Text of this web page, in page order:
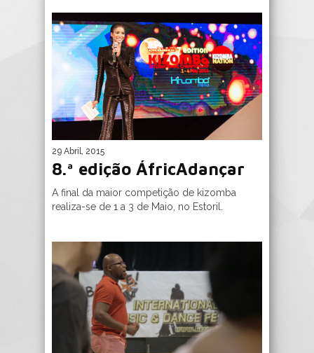
29 Abril, 2015
8.ª edição ÁfricAdançar
A final da maior competição de kizomba
realiza-se de 1 a 3 de Maio, no Estoril.